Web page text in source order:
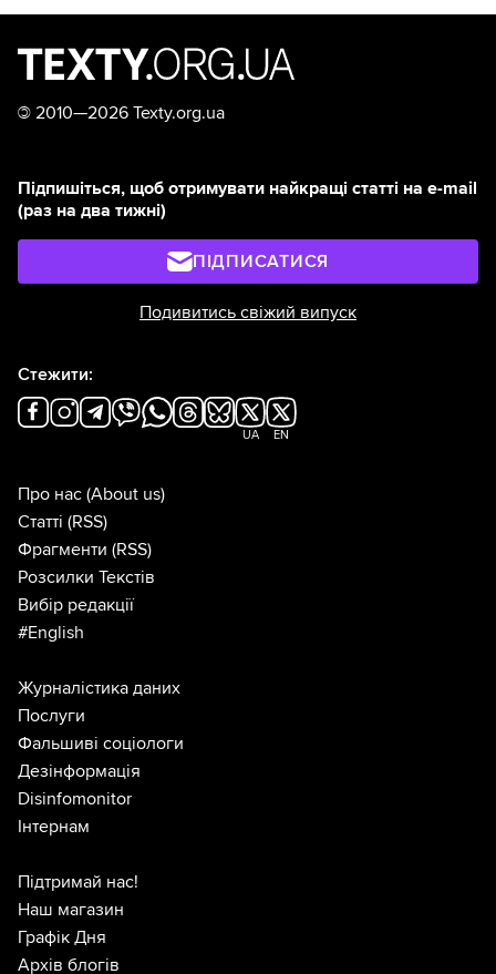
© 2010—2026 Texty.org.ua
Підпишіться, щоб отримувати найкращі статті на e-mail
(раз на два тижні)
ПІДПИСАТИСЯ
Подивитись свіжий випуск
Стежити:
UA EN
Про нас (About us)
Статті (RSS)
Фрагменти (RSS)
Розсилки Текстів
Вибір редакції
#English
Журналістика даних
Послуги
Фальшиві соціологи
Дезінформація
Disinfomonitor
Інтернам
Підтримай нас!
Наш магазин
Графік Дня
Архів блогів